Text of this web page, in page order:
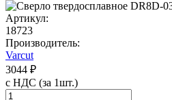
Артикул:
18723
Производитель:
Varcut
3044 ₽
с НДС (за 1шт.)